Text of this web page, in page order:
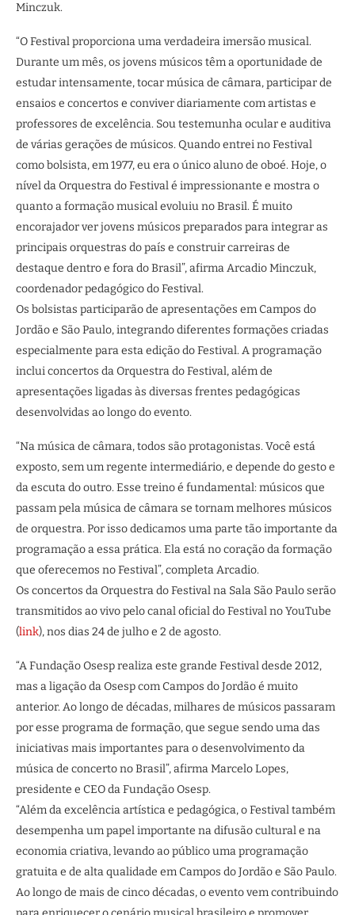
Minczuk.
“O Festival proporciona uma verdadeira imersão musical.
Durante um mês, os jovens músicos têm a oportunidade de
estudar intensamente, tocar música de câmara, participar de
ensaios e concertos e conviver diariamente com artistas e
professores de excelência. Sou testemunha ocular e auditiva
de várias gerações de músicos. Quando entrei no Festival
como bolsista, em 1977, eu era o único aluno de oboé. Hoje, o
nível da Orquestra do Festival é impressionante e mostra o
quanto a formação musical evoluiu no Brasil. É muito
encorajador ver jovens músicos preparados para integrar as
principais orquestras do país e construir carreiras de
destaque dentro e fora do Brasil”, afirma Arcadio Minczuk,
coordenador pedagógico do Festival.
Os bolsistas participarão de apresentações em Campos do
Jordão e São Paulo, integrando diferentes formações criadas
especialmente para esta edição do Festival. A programação
inclui concertos da Orquestra do Festival, além de
apresentações ligadas às diversas frentes pedagógicas
desenvolvidas ao longo do evento.
“Na música de câmara, todos são protagonistas. Você está
exposto, sem um regente intermediário, e depende do gesto e
da escuta do outro. Esse treino é fundamental: músicos que
passam pela música de câmara se tornam melhores músicos
de orquestra. Por isso dedicamos uma parte tão importante da
programação a essa prática. Ela está no coração da formação
que oferecemos no Festival”, completa Arcadio.
Os concertos da Orquestra do Festival na Sala São Paulo serão
transmitidos ao vivo pelo canal oficial do Festival no YouTube
(link), nos dias 24 de julho e 2 de agosto.
“A Fundação Osesp realiza este grande Festival desde 2012,
mas a ligação da Osesp com Campos do Jordão é muito
anterior. Ao longo de décadas, milhares de músicos passaram
por esse programa de formação, que segue sendo uma das
iniciativas mais importantes para o desenvolvimento da
música de concerto no Brasil”, afirma Marcelo Lopes,
presidente e CEO da Fundação Osesp.
“Além da excelência artística e pedagógica, o Festival também
desempenha um papel importante na difusão cultural e na
economia criativa, levando ao público uma programação
gratuita e de alta qualidade em Campos do Jordão e São Paulo.
Ao longo de mais de cinco décadas, o evento vem contribuindo